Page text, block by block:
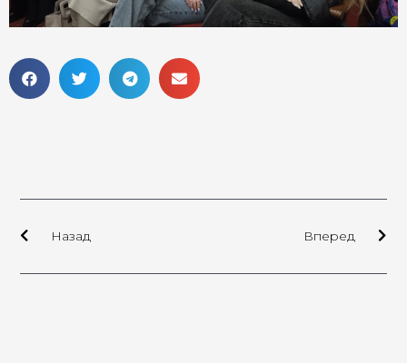
Назад Вперед